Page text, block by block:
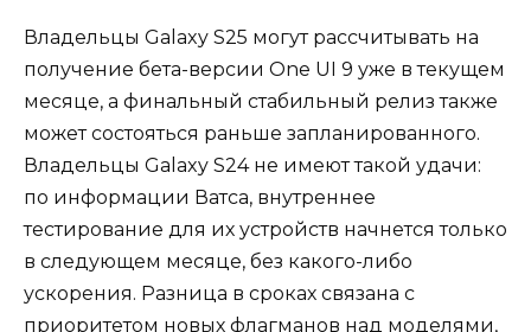
Владельцы Galaxy S25 могут рассчитывать на
получение бета-версии One UI 9 уже в текущем
месяце, а финальный стабильный релиз также
может состояться раньше запланированного.
Владельцы Galaxy S24 не имеют такой удачи:
по информации Ватса, внутреннее
тестирование для их устройств начнется только
в следующем месяце, без какого-либо
ускорения. Разница в сроках связана с
приоритетом новых флагманов над моделями,